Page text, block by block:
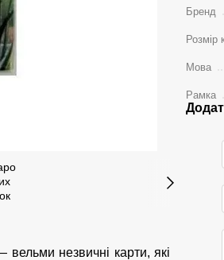
незвичні карти, які
Бренд
Розмір
Мова
Рамка